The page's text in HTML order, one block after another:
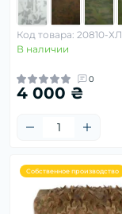
Код товара: 20810-ХЛ
В наличии
0
4 000 ₴
Собственное производство